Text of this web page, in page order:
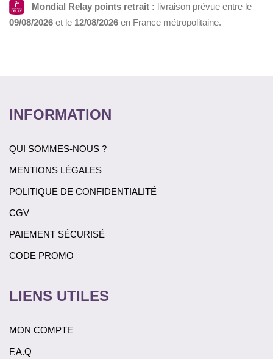
Mondial Relay points retrait : livraison prévue entre le
09/08/2026 et le 12/08/2026 en France métropolitaine.
INFORMATION
QUI SOMMES-NOUS ?
MENTIONS LÉGALES
POLITIQUE DE CONFIDENTIALITÉ
CGV
PAIEMENT SÉCURISÉ
CODE PROMO
LIENS UTILES
MON COMPTE
F.A.Q